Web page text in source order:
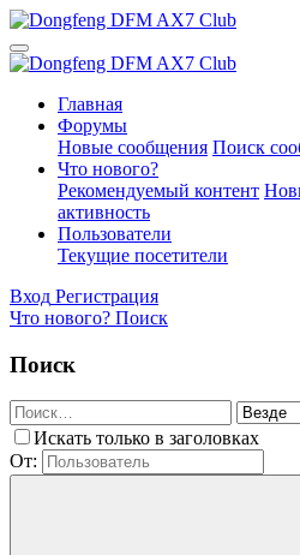
Главная
Форумы
Новые сообщения Поиск
Что нового?
Рекомендуемый контент
активность
Пользователи
Текущие посетители
Вход Регистрация
Что нового? Поиск
Поиск
Искать только в заголовках
От: